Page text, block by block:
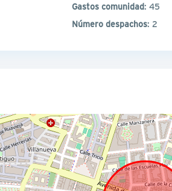
Gastos comunidad: 45
Número despachos: 2